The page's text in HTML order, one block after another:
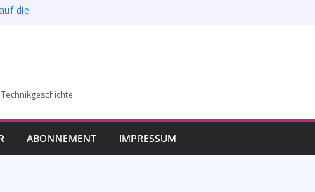
die
in Bochum vom
ABONNEMENT IMPRESSUM